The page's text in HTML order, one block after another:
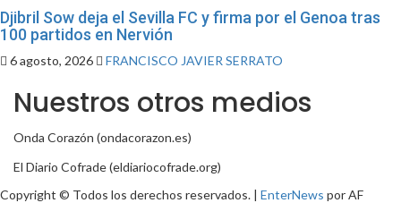
Djibril Sow deja el Sevilla FC y firma por el Genoa tras
100 partidos en Nervión
6 agosto, 2026 FRANCISCO JAVIER SERRATO
Nuestros otros medios
Onda Corazón (ondacorazon.es)
El Diario Cofrade (eldiariocofrade.org)
Copyright © Todos los derechos reservados.
EnterNews por AF